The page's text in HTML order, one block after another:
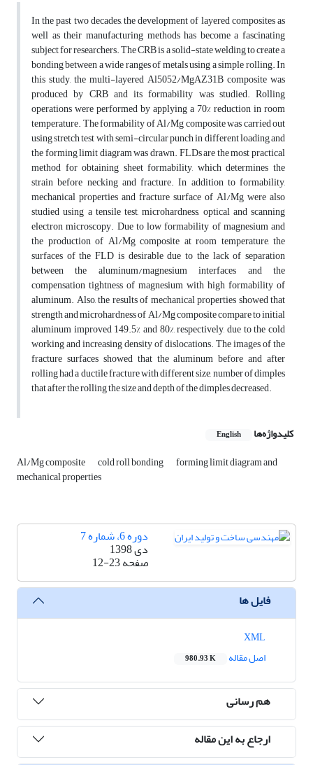
In the past two decades, the development of layered composites as
well as their manufacturing methods has become a fascinating
subject for researchers. The CRB is a solid-state welding to create a
bonding between a wide ranges of metals using a simple rolling. In
this study, the multi-layered Al5052/MgAZ31B composite was
produced by CRB and its formability was studied. Rolling
operations were performed by applying a 70% reduction in room
temperature. The formability of Al/Mg composite was carried out
using stretch test with semi-circular punch in different loading and
the forming limit diagram was drawn. FLDs are the most practical
method for obtaining sheet formability, which determines the
strain before necking and fracture. In addition to formability,
mechanical properties and fracture surface of Al/Mg were also
studied using a tensile test, microhardness, optical and scanning
electron microscopy. Due to low formability of magnesium and
the production of Al/Mg composite at room temperature, the
surfaces of the FLD is desirable due to the lack of separation
between the aluminum/magnesium interfaces and the
compensation tightness of magnesium with high formability of
aluminum. Also, the results of mechanical properties showed that
strength and microhardness of Al/Mg composite compare to initial
aluminum improved 149.5% and 80%, respectively, due to the cold
working and increasing density of dislocations. The images of the
fracture surfaces showed that the aluminum before and after
rolling had a ductile fracture with different size, number of dimples
that after the rolling the size and depth of the dimples decreased.
کلیدواژه‌ها English
Al/Mg composite cold roll bonding forming limit diagram and
mechanical properties
دوره 6، شماره 7
دی 1398
صفحه12-23
فایل ها
اصل مقاله
980.93 K
هم رسانی
ارجاع به این مقاله